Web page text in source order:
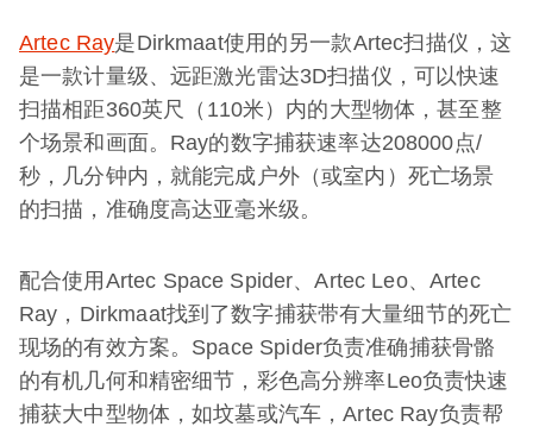
Artec Ray是Dirkmaat使用的另一款Artec扫描仪，这
是一款计量级、远距激光雷达3D扫描仪，可以快速
扫描相距360英尺（110米）内的大型物体，甚至整
个场景和画面。Ray的数字捕获速率达208000点/
秒，几分钟内，就能完成户外（或室内）死亡场景
的扫描，准确度高达亚毫米级。
配合使用Artec Space Spider、Artec Leo、Artec
Ray，Dirkmaat找到了数字捕获带有大量细节的死亡
现场的有效方案。Space Spider负责准确捕获骨骼
的有机几何和精密细节，彩色高分辨率Leo负责快速
捕获大中型物体，如坟墓或汽车，Artec Ray负责帮